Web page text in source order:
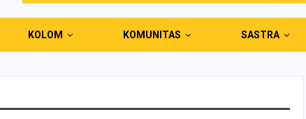
KOLOM KOMUNITAS SASTRA